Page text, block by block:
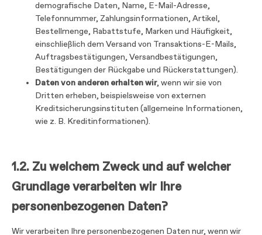
demografische Daten, Name, E-Mail-Adresse,
Telefonnummer, Zahlungsinformationen, Artikel,
Bestellmenge, Rabattstufe, Marken und Häufigkeit,
einschließlich dem Versand von Transaktions-E-Mails,
Auftragsbestätigungen, Versandbestätigungen,
Bestätigungen der Rückgabe und Rückerstattungen).
Daten von anderen erhalten wir, wenn wir sie von
Dritten erheben, beispielsweise von externen
Kreditsicherungsinstituten (allgemeine Informationen,
wie z. B. Kreditinformationen).
1.2. Zu welchem Zweck und auf welcher
Grundlage verarbeiten wir Ihre
personenbezogenen Daten?
Wir verarbeiten Ihre personenbezogenen Daten nur, wenn wir